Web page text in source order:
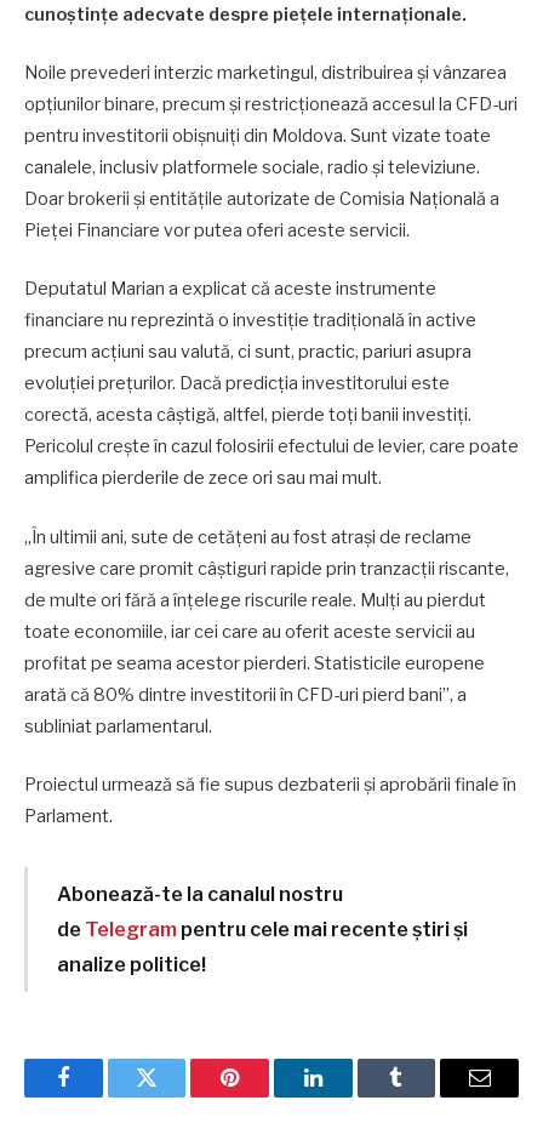
cunoștințe adecvate despre piețele internaționale.
Noile prevederi interzic marketingul, distribuirea și vânzarea
opțiunilor binare, precum și restricționează accesul la CFD-uri
pentru investitorii obișnuiți din Moldova. Sunt vizate toate
canalele, inclusiv platformele sociale, radio și televiziune.
Doar brokerii și entitățile autorizate de Comisia Națională a
Pieței Financiare vor putea oferi aceste servicii.
Deputatul Marian a explicat că aceste instrumente
financiare nu reprezintă o investiție tradițională în active
precum acțiuni sau valută, ci sunt, practic, pariuri asupra
evoluției prețurilor. Dacă predicția investitorului este
corectă, acesta câștigă, altfel, pierde toți banii investiți.
Pericolul crește în cazul folosirii efectului de levier, care poate
amplifica pierderile de zece ori sau mai mult.
„În ultimii ani, sute de cetățeni au fost atrași de reclame
agresive care promit câștiguri rapide prin tranzacții riscante,
de multe ori fără a înțelege riscurile reale. Mulți au pierdut
toate economiile, iar cei care au oferit aceste servicii au
profitat pe seama acestor pierderi. Statisticile europene
arată că 80% dintre investitorii în CFD-uri pierd bani”, a
subliniat parlamentarul.
Proiectul urmează să fie supus dezbaterii și aprobării finale în
Parlament.
Abonează-te la canalul nostru
de Telegram pentru cele mai recente știri și
analize politice!
FacebookTwitter Pinterest LinkedInTumblr Email